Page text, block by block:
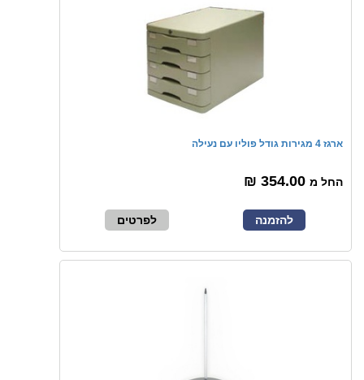
ארגז 4 מגירות גודל פוליו עם נעילה
החל מ
להזמנה לפרטים